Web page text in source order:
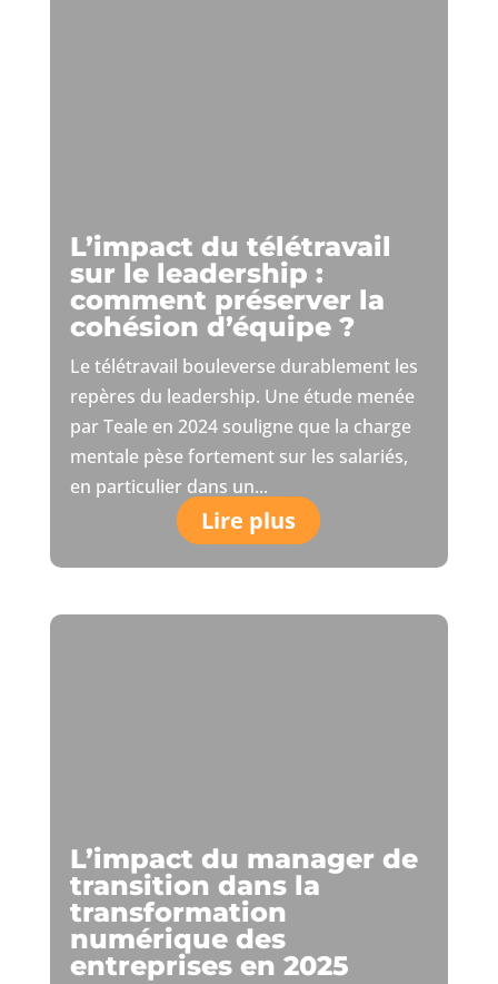
L’impact du télétravail
sur le leadership :
comment préserver la
cohésion d’équipe ?
Le télétravail bouleverse durablement les
repères du leadership. Une étude menée
par Teale en 2024 souligne que la charge
mentale pèse fortement sur les salariés,
en particulier dans un...
Lire plus
L’impact du manager de
transition dans la
transformation
numérique des
entreprises en 2025